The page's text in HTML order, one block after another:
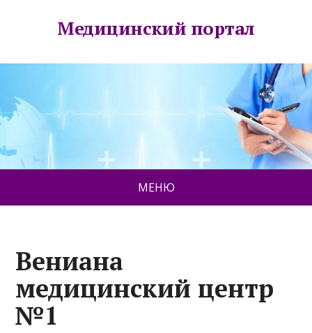
Медицинский портал
МЕНЮ
Вениана
медицинский центр
№1